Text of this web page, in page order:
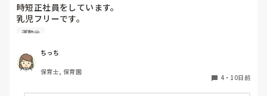
時短正社員をしています。
乳児フリーです。
親友の結婚式と職場の運動会が被ってしまいました、、、😭
運動会
ちっち
保育士, 保育園
4・ 10日前